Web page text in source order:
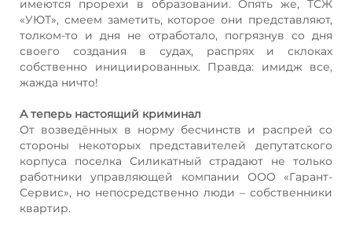
имеются прорехи в образовании. Опять же, ТСЖ
«УЮТ», смеем заметить, которое они представляют,
толком-то и дня не отработало, погрязнув со дня
своего создания в судах, распрях и склоках
собственно инициированных. Правда: имидж все,
жажда ничто!
А теперь настоящий криминал
От возведённых в норму бесчинств и распрей со
стороны некоторых представителей депутатского
корпуса поселка Силикатный страдают не только
работники управляющей компании ООО «Гарант-
Сервис», но непосредственно люди – собственники
квартир.